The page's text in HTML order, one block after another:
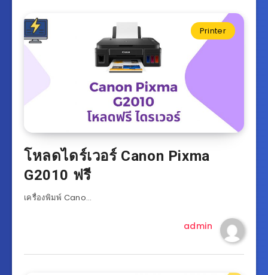
Printer
โหลดไดร์เวอร์ Canon Pixma
G2010 ฟรี
เครื่องพิมพ์ Cano…
admin